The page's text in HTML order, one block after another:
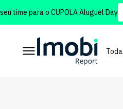
para o CUPOLA Aluguel Day